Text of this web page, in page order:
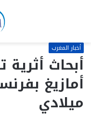
أخبار المغرب
أبحاث
أمازيغ
ميلادي